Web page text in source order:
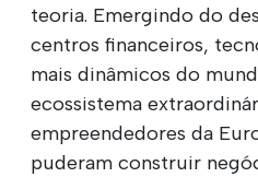
teoria. Emergindo do
centros financeiros,
mais dinâmicos do
ecossistema
empreendedores da
puderam construir